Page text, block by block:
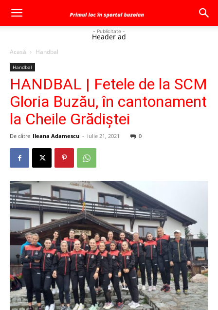
- Publicitate -
Header ad
Acasă Handbal
Handbal
HANDBAL | Fetele de la SCM
Gloria Buzău, în cantonament
la Cheile Grădiștei
De către Ileana Adamescu - iulie 21, 2021 0